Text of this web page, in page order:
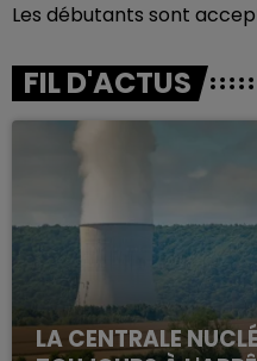
Les débutants sont
FIL D'ACTUS
LA CENTRALE